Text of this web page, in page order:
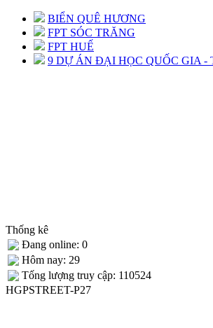
BIỂN QUÊ HƯƠNG
FPT SÓC TRĂNG
FPT HUẾ
9 DỰ ÁN ĐẠI HỌC QUỐC GIA -
Thống kê
Đang online: 0
Hôm nay: 29
Tống lượng truy cập: 110524
HGPSTREET-P27